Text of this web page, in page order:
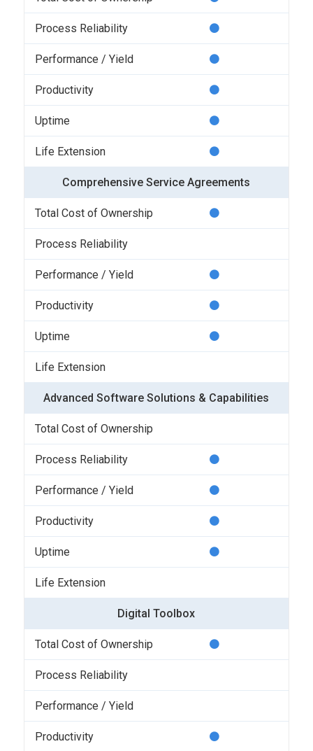
Comprehensive Service Agreements
Advanced Software Solutions & Capabilities
Digital Toolbox